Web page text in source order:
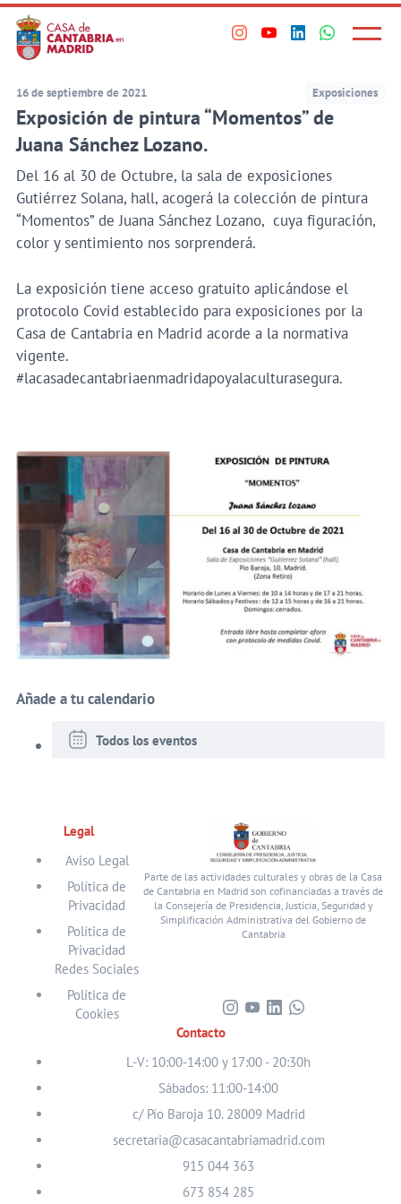
Saltar
al
contenido
principal
VisitaVisita
en
Visita
perfil
en
Visita
perfil
Principal
Menú
16 de septiembre de 2021 Exposiciones
Exposición de pintura “Momentos” de
Juana Sánchez Lozano.
Del 16 al 30 de Octubre, la sala de exposiciones
Gutiérrez Solana, hall, acogerá la colección de pintura
“Momentos” de Juana Sánchez Lozano, cuya figuración,
color y sentimiento nos sorprenderá.
La exposición tiene acceso gratuito aplicándose el
protocolo Covid establecido para exposiciones por la
Casa de Cantabria en Madrid acorde a la normativa
vigente.
#lacasadecantabriaenmadridapoyalaculturasegura.
Añade a tu calendario
Todos los eventos
Legal
Aviso Legal
Política de
Privacidad
Política de
Privacidad
Redes Sociales
Política de
Cookies
Parte de las actividades culturales y obras de la Casa
de Cantabria en Madrid son cofinanciadas a través de
la Consejería de Presidencia, Justicia, Seguridad y
Simplificación Administrativa del Gobierno de
Cantabria
Visita
perfil
en
Instagram
Visita
perfil
en
Youtube
Visita
perfil
en
Linkedin
Visita
perfil
WhatsApp
Contacto
L-V: 10:00-14:00 y 17:00 - 20:30h
Sábados: 11:00-14:00
c/ Pío Baroja 10. 28009 Madrid
secretaria@casacantabriamadrid.com
915 044 363
673 854 285